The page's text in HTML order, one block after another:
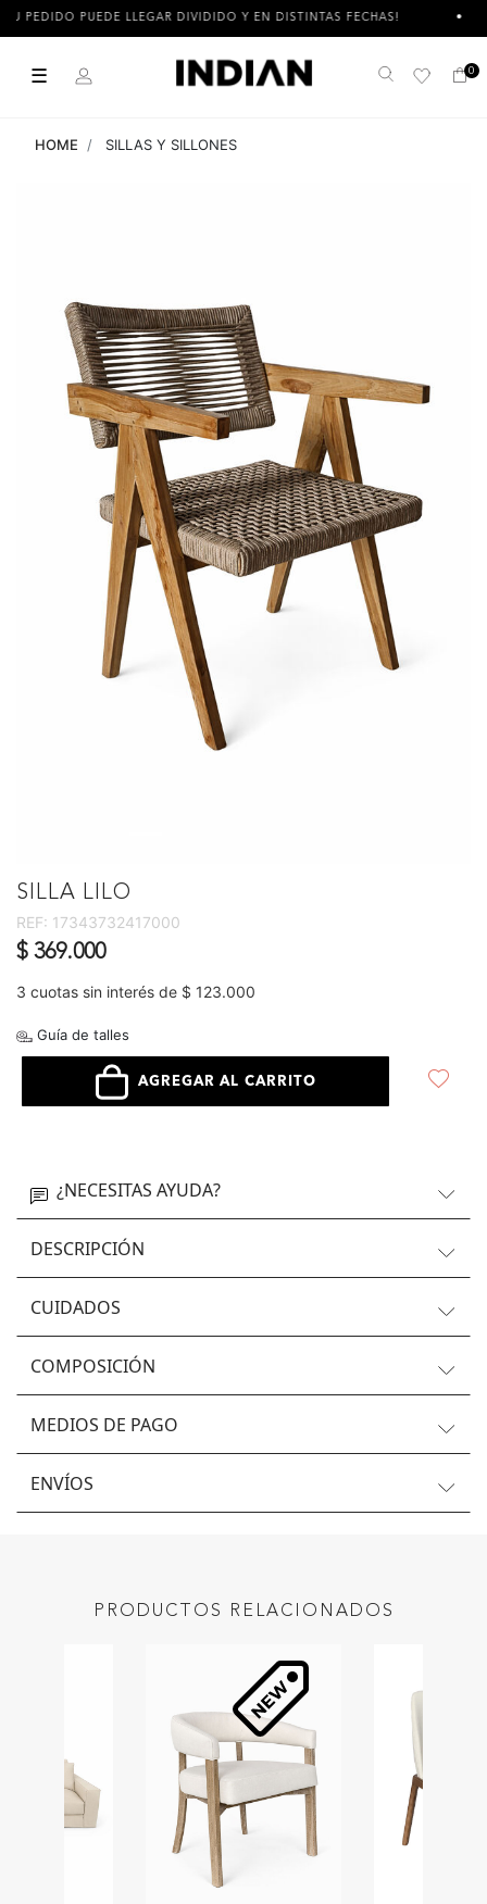
PUEDE LLEGAR DIVIDIDO Y EN DISTINTAS FECHAS! 3
☰ Buscar 0
HOME SILLAS Y SILLONES
SILLA LILO
REF: 17343732417000
$ 369.000
3 cuotas sin interés de $ 123.000
Guía de talles
AGREGAR AL CARRITO
¿NECESITAS AYUDA?
DESCRIPCIÓN
CUIDADOS
COMPOSICIÓN
MEDIOS DE PAGO
ENVÍOS
PRODUCTOS RELACIONADOS